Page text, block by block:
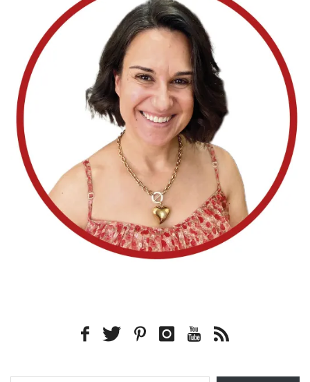
Type your email…